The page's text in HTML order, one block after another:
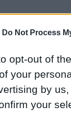
Do Not Process
opt-out of
your
by
your